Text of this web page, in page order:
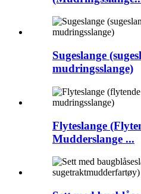
Sugeslange
mudringsslange)
Flyteslange
Mudderslange ...